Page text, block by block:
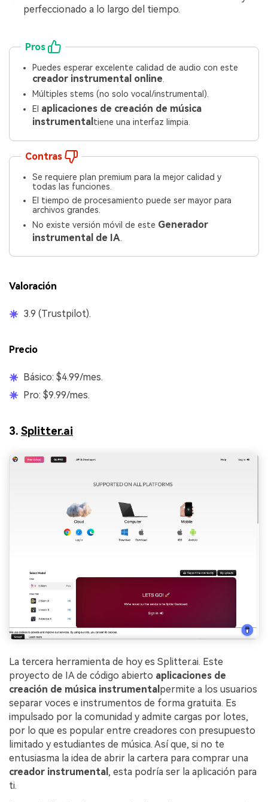
perfeccionado a lo largo del tiempo.
Pros
Puedes esperar excelente calidad de audio con este
creador instrumental online
Múltiples stems (no solo vocal/instrumental).
El aplicaciones de creación de música
instrumental tiene una interfaz limpia.
Contras
Se requiere plan premium para la mejor calidad y
todas las funciones.
El tiempo de procesamiento puede ser mayor para
archivos grandes.
No existe versión móvil de este Generador
instrumental de IA
Valoración
3.9 (Trustpilot).
Precio
Básico: $4.99/mes.
Pro: $9.99/mes.
3. Splitter.ai
La tercera herramienta de hoy es Splitter.ai. Este
proyecto de IA de código abierto aplicaciones de
creación de música instrumental permite a los usuarios
separar voces e instrumentos de forma gratuita. Es
impulsado por la comunidad y admite cargas por lotes,
por lo que es popular entre creadores con presupuesto
limitado y estudiantes de música. Así que, si no te
entusiasma la idea de abrir la cartera para comprar una
creador instrumental , esta podría ser la aplicación para
ti.